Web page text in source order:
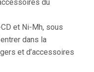
du
et Ni-Mh, sous
dans la
et d’accessoires